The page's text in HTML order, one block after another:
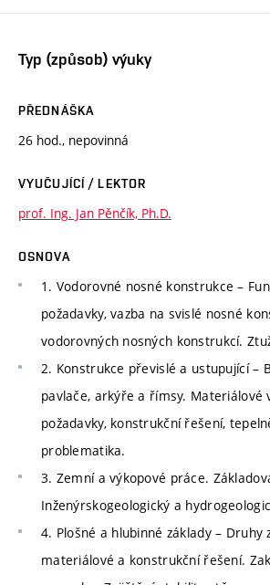
Typ (způsob) výuky
PŘEDNÁŠKA
26 hod., nepovinná
VYUČUJÍCÍ / LEKTOR
prof. Ing. Jan Pěnčík, Ph.D.
OSNOVA
1. Vodorovné nosné konstrukce –
požadavky, vazba na svislé nosné
vodorovných nosných konstrukcí.
2. Konstrukce převislé a ustupující –
pavlače, arkýře a římsy. Materiálové
požadavky, konstrukční řešení,
problematika.
3. Zemní a výkopové práce.
Inženýrskogeologický a
4. Plošné a hlubinné základy – Druhy
materiálové a konstrukční řešení.